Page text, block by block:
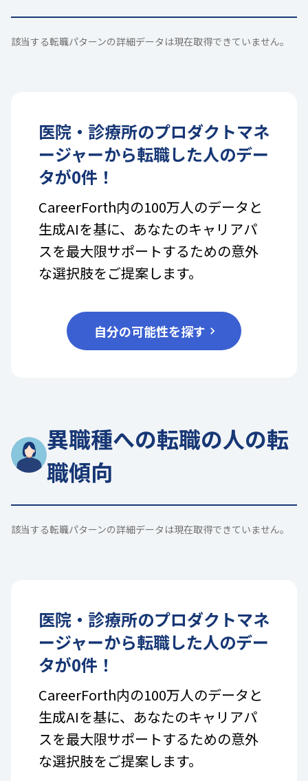
該当する転職パターンの詳細データは現在取得できていません。
医院・診療所のプロダクトマネ
ージャーから転職した人のデー
タが0件！
CareerForth内の100万人のデータと
生成AIを基に、あなたのキャリアパ
スを最大限サポートするための意外
な選択肢をご提案します。
自分の可能性を探す
異職種への転職の人の転
職傾向
該当する転職パターンの詳細データは現在取得できていません。
医院・診療所のプロダクトマネ
ージャーから転職した人のデー
タが0件！
CareerForth内の100万人のデータと
生成AIを基に、あなたのキャリアパ
スを最大限サポートするための意外
な選択肢をご提案します。